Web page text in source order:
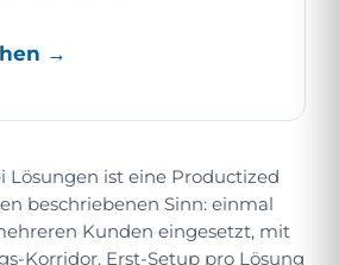
→
Lösungen ist eine Productized
beschriebenen Sinn: einmal
Kunden eingesetzt, mit
Korridor. Erst-Setup pro Lösung